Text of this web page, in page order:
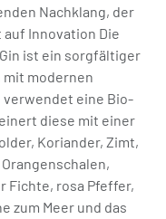
Nachklang, der
Innovation Die
ist ein sorgfältiger
modernen
eine Bio-
diese mit einer
Koriander, Zimt,
Fichte, rosa Pfeffer,
zum Meer und das